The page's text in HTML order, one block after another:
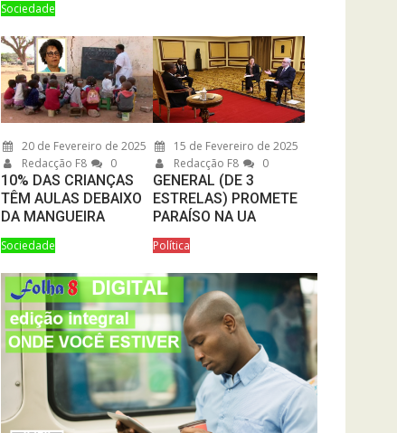
Sociedade
20 de Fevereiro de 2025
Redacção F8
0
10% DAS CRIANÇAS
TÊM AULAS DEBAIXO
DA MANGUEIRA
Sociedade
15 de Fevereiro de 2025
Redacção F8
0
GENERAL (DE 3
ESTRELAS) PROMETE
PARAÍSO NA UA
Política